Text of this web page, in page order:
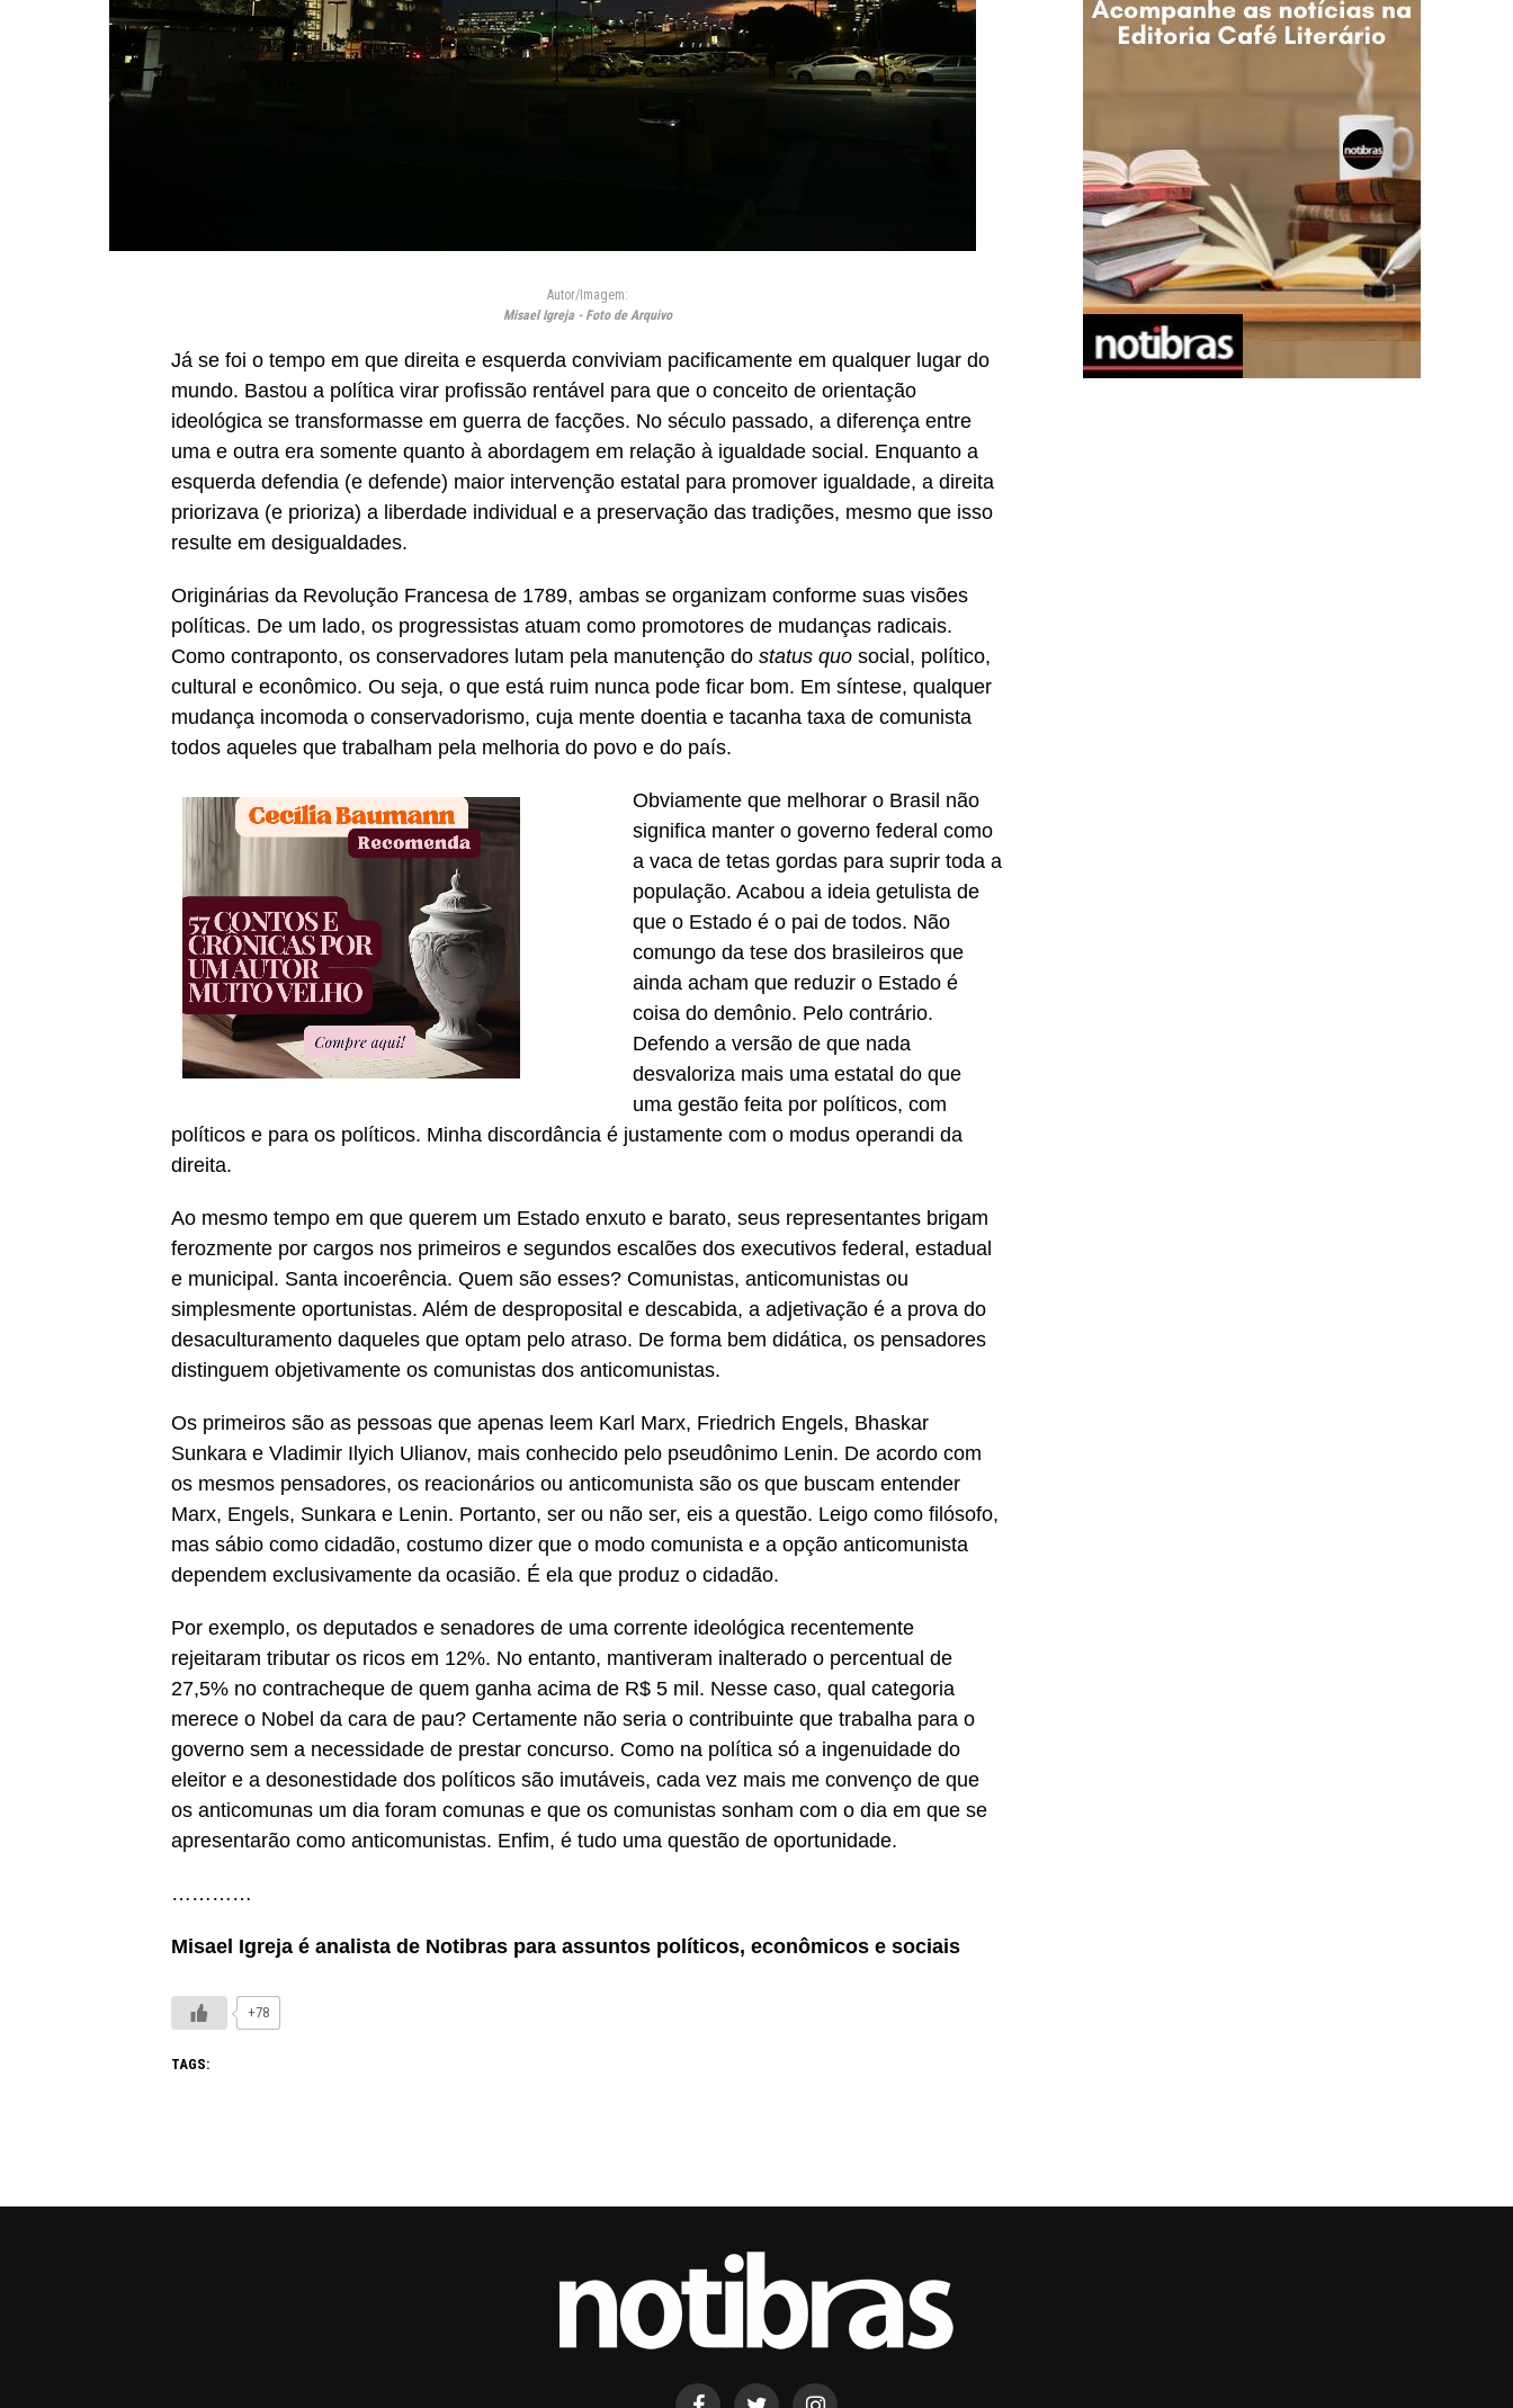
Autor/Imagem:
Misael Igreja - Foto de Arquivo
Já se foi o tempo em que direita e esquerda conviviam pacificamente em qualquer lugar do
mundo. Bastou a política virar profissão rentável para que o conceito de orientação
ideológica se transformasse em guerra de facções. No século passado, a diferença entre
uma e outra era somente quanto à abordagem em relação à igualdade social. Enquanto a
esquerda defendia (e defende) maior intervenção estatal para promover igualdade, a direita
priorizava (e prioriza) a liberdade individual e a preservação das tradições, mesmo que isso
resulte em desigualdades.
Originárias da Revolução Francesa de 1789, ambas se organizam conforme suas visões
políticas. De um lado, os progressistas atuam como promotores de mudanças radicais.
Como contraponto, os conservadores lutam pela manutenção do status quo social, político,
cultural e econômico. Ou seja, o que está ruim nunca pode ficar bom. Em síntese, qualquer
mudança incomoda o conservadorismo, cuja mente doentia e tacanha taxa de comunista
todos aqueles que trabalham pela melhoria do povo e do país.
Obviamente que melhorar o Brasil não
significa manter o governo federal como
a vaca de tetas gordas para suprir toda a
população. Acabou a ideia getulista de
que o Estado é o pai de todos. Não
comungo da tese dos brasileiros que
ainda acham que reduzir o Estado é
coisa do demônio. Pelo contrário.
Defendo a versão de que nada
desvaloriza mais uma estatal do que
uma gestão feita por políticos, com
políticos e para os políticos. Minha discordância é justamente com o modus operandi da
direita.
Ao mesmo tempo em que querem um Estado enxuto e barato, seus representantes brigam
ferozmente por cargos nos primeiros e segundos escalões dos executivos federal, estadual
e municipal. Santa incoerência. Quem são esses? Comunistas, anticomunistas ou
simplesmente oportunistas. Além de desproposital e descabida, a adjetivação é a prova do
desaculturamento daqueles que optam pelo atraso. De forma bem didática, os pensadores
distinguem objetivamente os comunistas dos anticomunistas.
Os primeiros são as pessoas que apenas leem Karl Marx, Friedrich Engels, Bhaskar
Sunkara e Vladimir Ilyich Ulianov, mais conhecido pelo pseudônimo Lenin. De acordo com
os mesmos pensadores, os reacionários ou anticomunista são os que buscam entender
Marx, Engels, Sunkara e Lenin. Portanto, ser ou não ser, eis a questão. Leigo como filósofo,
mas sábio como cidadão, costumo dizer que o modo comunista e a opção anticomunista
dependem exclusivamente da ocasião. É ela que produz o cidadão.
Por exemplo, os deputados e senadores de uma corrente ideológica recentemente
rejeitaram tributar os ricos em 12%. No entanto, mantiveram inalterado o percentual de
27,5% no contracheque de quem ganha acima de R$ 5 mil. Nesse caso, qual categoria
merece o Nobel da cara de pau? Certamente não seria o contribuinte que trabalha para o
governo sem a necessidade de prestar concurso. Como na política só a ingenuidade do
eleitor e a desonestidade dos políticos são imutáveis, cada vez mais me convenço de que
os anticomunas um dia foram comunas e que os comunistas sonham com o dia em que se
apresentarão como anticomunistas. Enfim, é tudo uma questão de oportunidade.
…………
Misael Igreja é analista de Notibras para assuntos políticos, econômicos e sociais
+78
TAGS: